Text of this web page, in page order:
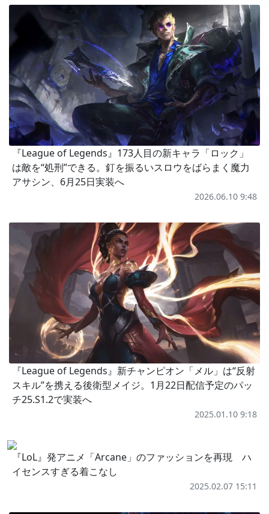
『League of Legends』173人目の新キャラ「ロック」
は敵を“処刑”できる。釘を振るいスロウをばらまく魔力
アサシン、6月25日実装へ
2026.06.10 9:48
『League of Legends』新チャンピオン「メル」は“反射
スキル”を携える後衛型メイジ。1月22日配信予定のパッ
チ25.S1.2で実装へ
2025.01.10 9:18
『LoL』発アニメ「Arcane」のファッションを再現 ハ
イセンスすぎる着こなし
2025.02.07 15:11